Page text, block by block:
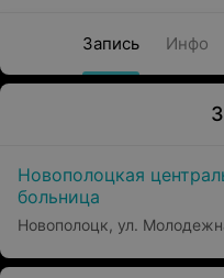
Запись Инфо
Новополоцкая
больница
Новополоцк, ул.